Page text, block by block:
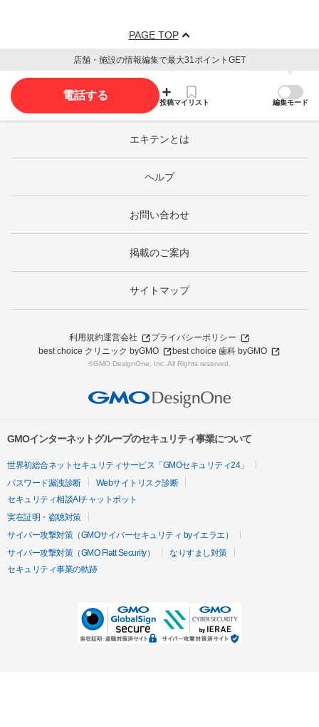
PAGE TOP
店舗・施設の情報編集で最大31ポイントGET
電話する
投稿マイリスト 編集モード
エキテンとは
ヘルプ
お問い合わせ
掲載のご案内
サイトマップ
利用規約運営会社
プライバシーポリシー
best choice クリニック byGMO
best choice 歯科 byGMO
©GMO DesignOne, Inc. All Rights reserved.
GMOインターネットグループのセキュリティ事業について
世界初総合ネットセキュリティサービス「GMOセキュリティ24」
パスワード漏洩診断
Webサイトリスク診断
セキュリティ相談AIチャットボット
実在証明・盗聴対策
サイバー攻撃対策（GMOサイバーセキュリティ byイエラエ）
サイバー攻撃対策（GMO Flatt Security）
なりすまし対策
セキュリティ事業の軌跡